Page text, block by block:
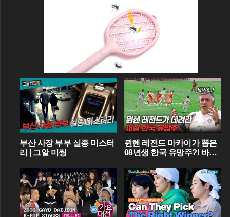
부산 사장 부부 실종 미스터
리 | 그알 미씽
뮌헨 레전드 마카이가 뽑은
08년생 한국 유망주?! 바이
4명이라니...